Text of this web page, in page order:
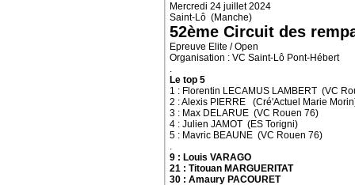
Mercredi 24 juillet 2024
Saint-Lô (Manche)
52ème Circuit des
Epreuve Elite / Open
Organisation : VC Saint-Lô Pont-Hébert
.
Le top 5
1 : Florentin LECAMUS LAMBERT (VC
2 : Alexis PIERRE (Cré'Actuel Marie
3 : Max DELARUE (VC Rouen 76)
4 : Julien JAMOT (ES Torigni)
5 : Mavric BEAUNE (VC Rouen 76)
.
9 : Louis VARAGO
21 : Titouan MARGUERITAT
30 : Amaury PACOURET